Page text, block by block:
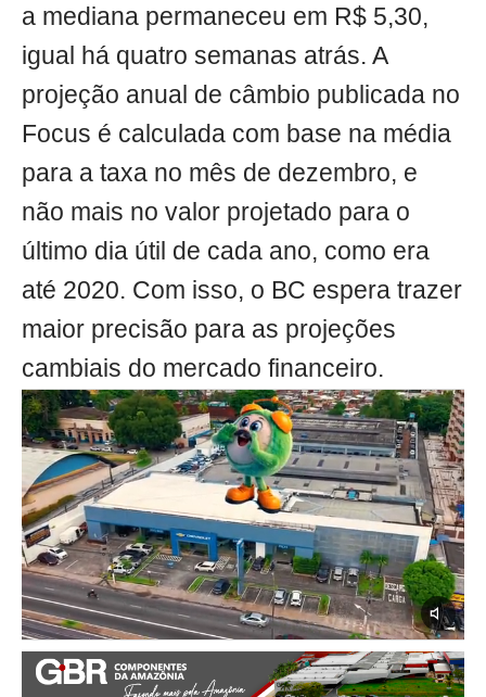
a mediana permaneceu em R$ 5,30,
igual há quatro semanas atrás. A
projeção anual de câmbio publicada no
Focus é calculada com base na média
para a taxa no mês de dezembro, e
não mais no valor projetado para o
último dia útil de cada ano, como era
até 2020. Com isso, o BC espera trazer
maior precisão para as projeções
cambiais do mercado financeiro.